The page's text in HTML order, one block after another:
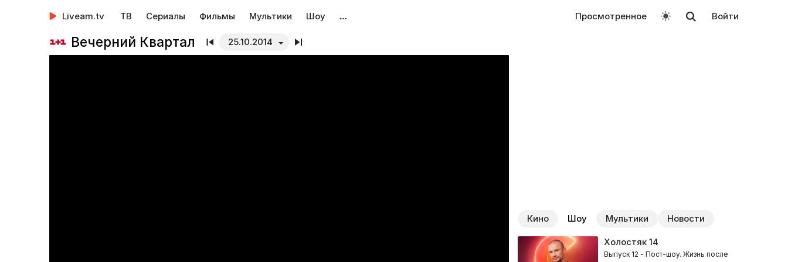
Liveam.tv ТВ Сериалы Фильмы Мультики Шоу … Просмотренное Войти
Вечерний Квартал 25.10.2014
Кино Шоу Мультики Новости
Холостяк14
Выпуск 12 - Пост-шоу. Жизнь после